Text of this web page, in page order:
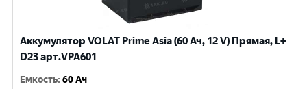
Аккумулятор VOLAT Prime Asia (60 Ач, 12 V) Прямая, L+
D23 арт.VPA601
Емкость:60 Ач